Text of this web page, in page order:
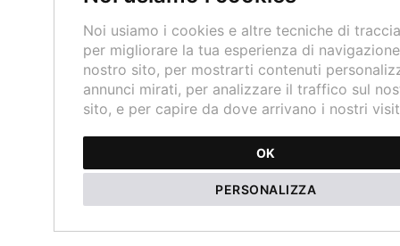
Noi usiamo i cookies e altre tecniche di
per migliorare la tua esperienza di
nostro sito, per mostrarti contenuti
annunci mirati, per analizzare il traffico sul
sito, e per capire da dove arrivano i nostri
OK
PERSONALIZZA